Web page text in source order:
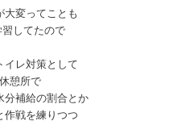
大変ってことも
してたので
イレ対策として
憩所で
分補給の割合とか
作戦を練りつつ